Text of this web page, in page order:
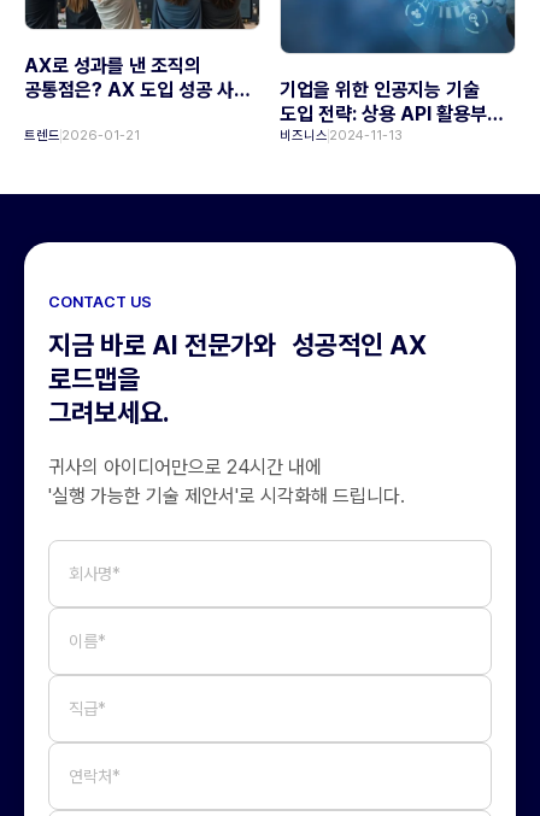
AX로 성과를 낸 조직의
공통점은? AX 도입 성공 사례
트렌드 2026-01-21
기업을 위한 인공지능 기술
도입 전략: 상용 API 활용부터
맞춤형 AI 구축까지
비즈니스 2024-11-13
CONTACT US
지금 바로 AI 전문가와 성공적인 AX
로드맵을
그려보세요.
귀사의 아이디어만으로 24시간 내에
'실행 가능한 기술 제안서'로 시각화해 드립니다.
회사명*
이름*
직급*
연락처*